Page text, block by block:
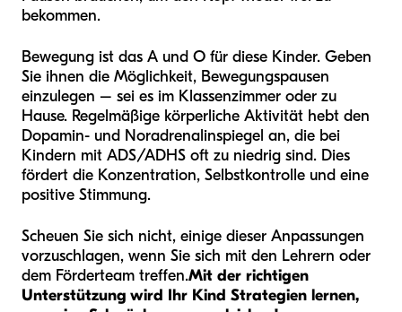
bekommen.
Bewegung ist das A und O für diese Kinder. Geben
Sie ihnen die Möglichkeit, Bewegungspausen
einzulegen – sei es im Klassenzimmer oder zu
Hause. Regelmäßige körperliche Aktivität hebt den
Dopamin- und Noradrenalinspiegel an, die bei
Kindern mit ADS/ADHS oft zu niedrig sind. Dies
fördert die Konzentration, Selbstkontrolle und eine
positive Stimmung.
Scheuen Sie sich nicht, einige dieser Anpassungen
vorzuschlagen, wenn Sie sich mit den Lehrern oder
dem Förderteam treffen.Mit der richtigen
Unterstützung wird Ihr Kind Strategien lernen,